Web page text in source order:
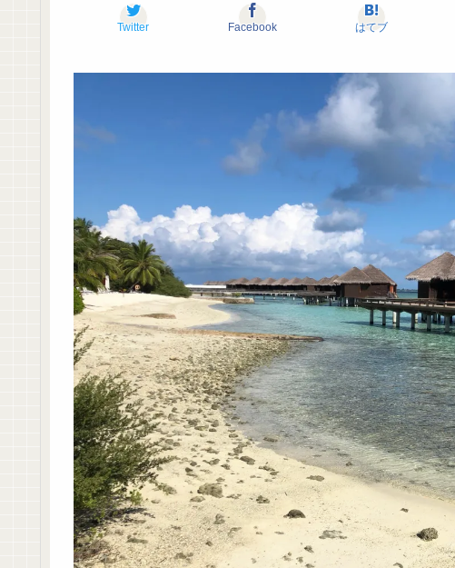
Twitter Facebook はてブ